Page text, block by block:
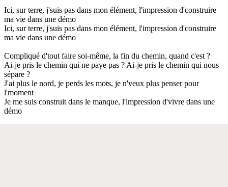
Ici, sur terre, j'suis pas dans mon élément, l'impression d'construire
ma vie dans une démo
Ici, sur terre, j'suis pas dans mon élément, l'impression d'construire
ma vie dans une démo
Compliqué d'tout faire soi-même, la fin du chemin, quand c'est ?
Ai-je pris le chemin qui ne paye pas ? Ai-je pris le chemin qui nous
sépare ?
J'ai plus le nord, je perds les mots, je n'veux plus penser pour
l'moment
Je me suis construit dans le manque, l'impression d'vivre dans une
démo